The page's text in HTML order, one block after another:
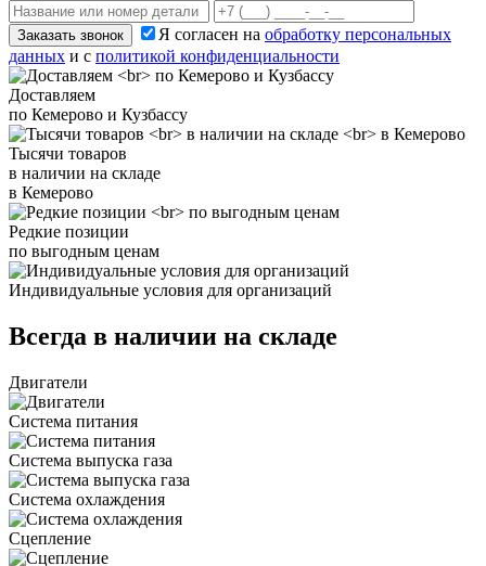
Заказать звонок Я согласен на обработку персональных
данных и с политикой конфиденциальности
Доставляем
по Кемерово и Кузбассу
Тысячи товаров
в наличии на складе
в Кемерово
Редкие позиции
по выгодным ценам
Индивидуальные условия для организаций
Всегда в наличии на складе
Двигатели
Система питания
Система выпуска газа
Система охлаждения
Сцепление